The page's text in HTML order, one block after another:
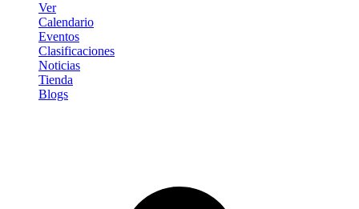
Ver
Calendario
Eventos
Clasificaciones
Noticias
Tienda
Blogs